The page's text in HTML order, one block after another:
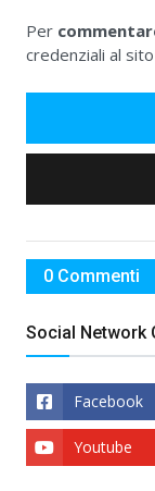
Per
credenziali al
0 Commenti
Social Network
Facebook
Youtube